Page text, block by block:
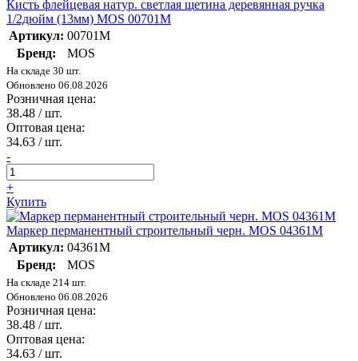
Кисть флейцевая натур. светлая щетина деревянная ручка
1/2дюйм (13мм) MOS 00701М
Артикул: 00701М
Бренд:
MOS
На складе 30 шт.
Обновлено 06.08.2026
Розничная цена:
38.48 / шт.
Оптовая цена:
34.63 / шт.
-
+
Купить
Маркер перманентный строительный черн. MOS 04361М
Артикул: 04361М
Бренд:
MOS
На складе 214 шт.
Обновлено 06.08.2026
Розничная цена:
38.48 / шт.
Оптовая цена:
34.63 / шт.